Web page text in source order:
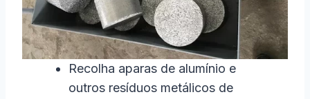
Recolha aparas de alumínio e
outros resíduos metálicos de